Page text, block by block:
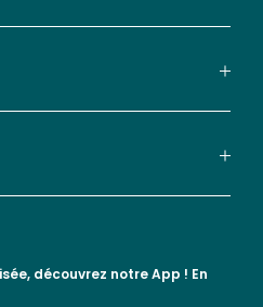
découvrez notre App ! En